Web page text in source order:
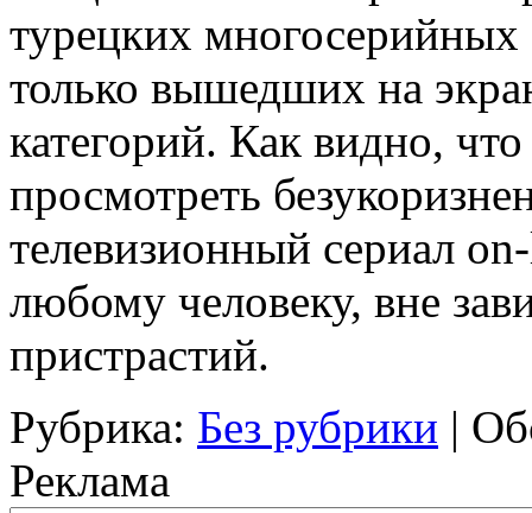
турецких
только вышедших на
категорий. Как видно,
просмотреть
телевизионный сериал
любому человеку, вне
пристрастий.
Рубрика: Без рубрики |
Реклама